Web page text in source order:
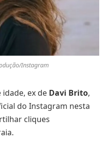
Instagram
idade, ex de Davi Brito,
do Instagram nesta
cliques